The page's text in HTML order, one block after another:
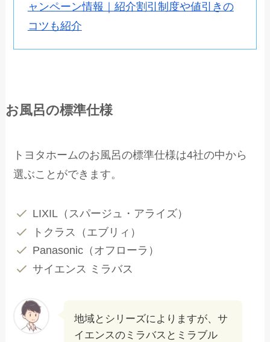
ャンペーン情報｜紹介割引制度や値引きの
コツも紹介
お風呂の標準仕様
トヨタホームのお風呂の標準仕様は4社の中から
選ぶことができます。
LIXIL（スパージュ・アライズ）
トクラス（エブリィ）
Panasonic（オフローラ）
サイエンス ミラバス
地域とシリーズによりますが、サ
イエンスのミラバスとミラブル